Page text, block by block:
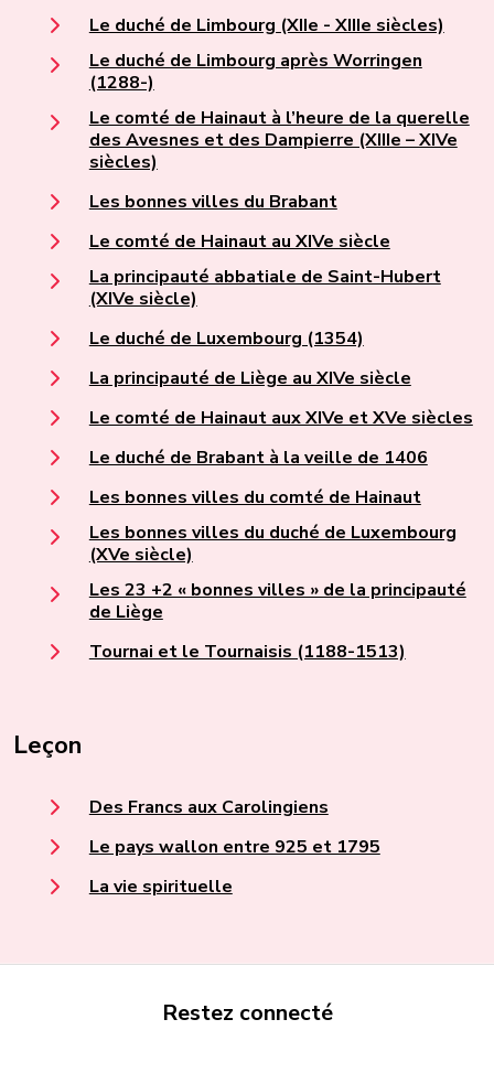
Le duché de Limbourg (XIIe - XIIIe siècles)
Le duché de Limbourg après Worringen
(1288-)
Le comté de Hainaut à l’heure de la querelle
des Avesnes et des Dampierre (XIIIe – XIVe
siècles)
Les bonnes villes du Brabant
Le comté de Hainaut au XIVe siècle
La principauté abbatiale de Saint-Hubert
(XIVe siècle)
Le duché de Luxembourg (1354)
La principauté de Liège au XIVe siècle
Le comté de Hainaut aux XIVe et XVe siècles
Le duché de Brabant à la veille de 1406
Les bonnes villes du comté de Hainaut
Les bonnes villes du duché de Luxembourg
(XVe siècle)
Les 23 +2 « bonnes villes » de la principauté
de Liège
Tournai et le Tournaisis (1188-1513)
Leçon
Des Francs aux Carolingiens
Le pays wallon entre 925 et 1795
La vie spirituelle
Restez connecté